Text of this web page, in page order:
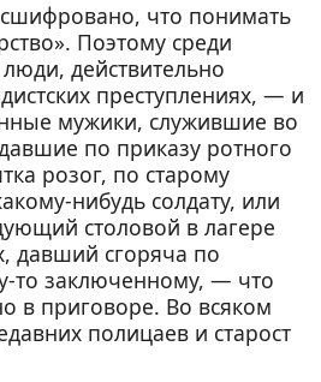
что понимать
Поэтому среди
действительно
преступлениях, — и
мужики, служившие во
по приказу ротного
розог, по старому
нибудь солдату, или
столовой в лагере
давший сгоряча по
то заключенному, — что
в приговоре. Во всяком
полицаев и старост